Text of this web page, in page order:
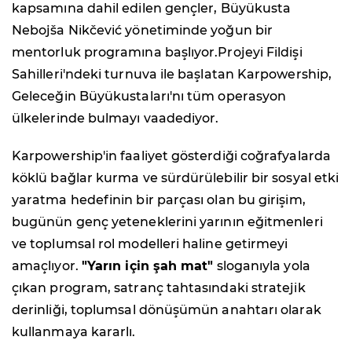
kapsamına dahil edilen gençler, Büyükusta
Nebojša Nikčević yönetiminde yoğun bir
mentorluk programına başlıyor.Projeyi Fildişi
Sahilleri'ndeki turnuva ile başlatan Karpowership,
Geleceğin Büyükustaları'nı tüm operasyon
ülkelerinde bulmayı vaadediyor.
Karpowership'in faaliyet gösterdiği coğrafyalarda
köklü bağlar kurma ve sürdürülebilir bir sosyal etki
yaratma hedefinin bir parçası olan bu girişim,
bugünün genç yeteneklerini yarının eğitmenleri
ve toplumsal rol modelleri haline getirmeyi
amaçlıyor. "Yarın için şah mat" sloganıyla yola
çıkan program, satranç tahtasındaki stratejik
derinliği, toplumsal dönüşümün anahtarı olarak
kullanmaya kararlı.